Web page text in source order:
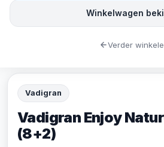
Vadigran
Vadigran Enjoy
(8+2)
Winkelwagen
Verder